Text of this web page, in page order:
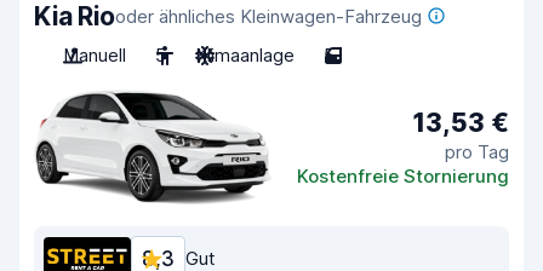
Kia Riooder ähnliches Kleinwagen-Fahrzeug
Manuell
5 Klimaanlage 5
13,53 €
pro Tag
Kostenfreie Stornierung
8,3 Gut